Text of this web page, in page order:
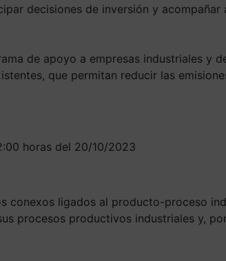
decisiones de inversión y
de apoyo a empresas industriales
que permitan reducir las
horas del 20/10/2023
conexos ligados al producto-proceso
procesos productivos industriales y,